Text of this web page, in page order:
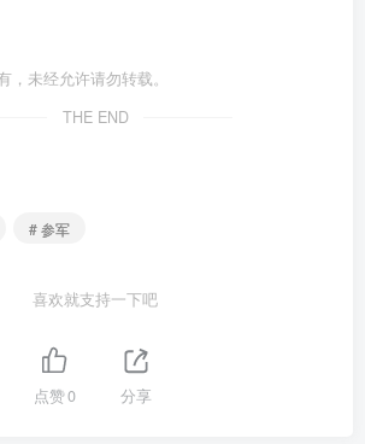
未经允许请勿转载。
THE END
# 参军
喜欢就支持一下吧
点赞0 分享